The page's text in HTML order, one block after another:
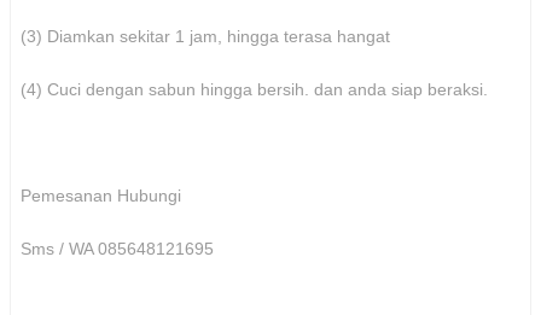
(3) Diamkan sekitar 1 jam, hingga terasa hangat
(4) Cuci dengan sabun hingga bersih. dan anda siap beraksi.
Pemesanan Hubungi
Sms / WA 085648121695